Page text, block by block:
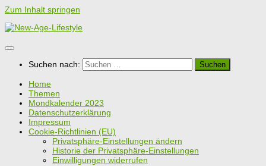
Zum Inhalt springen
Suchen nach:
Home
Themen
Mondkalender 2023
Datenschutzerklärung
Impressum
Cookie-Richtlinien (EU)
Privatsphäre-Einstellungen ändern
Historie der Privatsphäre-Einstellungen
Einwilligungen widerrufen